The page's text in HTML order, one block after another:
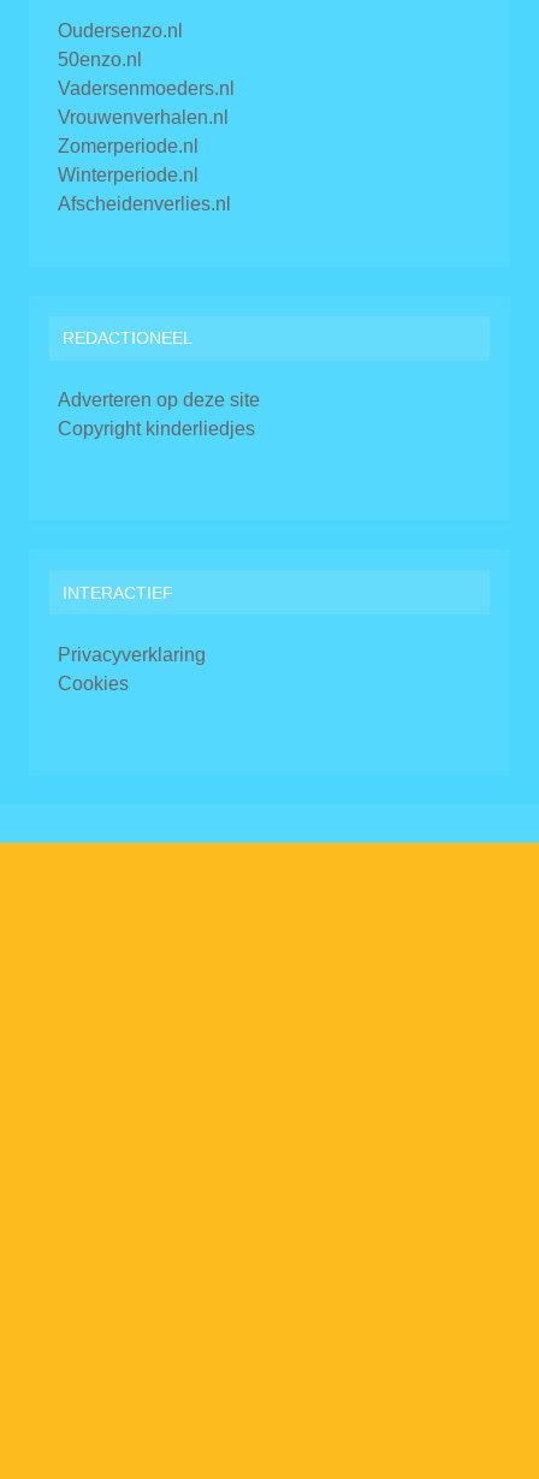
Oudersenzo.nl
50enzo.nl
Vadersenmoeders.nl
Vrouwenverhalen.nl
Zomerperiode.nl
Winterperiode.nl
Afscheidenverlies.nl
REDACTIONEEL
Adverteren op deze site
Copyright kinderliedjes
INTERACTIEF
Privacyverklaring
Cookies